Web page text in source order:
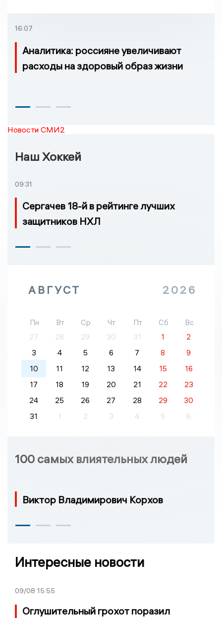
16:07
Аналитика: россияне увеличивают
расходы на здоровый образ жизни
Новости СМИ2
Наш Хоккей
09:31
Сергачев 18-й в рейтинге лучших
защитников НХЛ
АВГУСТ 2026
Пн Вт Ср Чт Пт Сб
Вс
27
28 29 30 31 1
2
3
4 5 6 7 8
9
10
11 12 13 14 15
16
17
18 19 20 21 22
23
24
25 26 27 28 29
30
31
1 2 3 4 5 6
100 самых влиятельных людей
Виктор Владимирович Корхов
Интересные новости
09/08 15:55
Оглушительный грохот поразил